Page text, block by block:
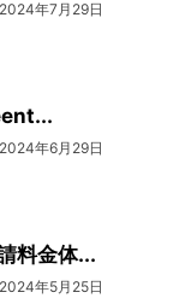
2024年7月29日
2024年6月29日
料金体...
2024年5月25日